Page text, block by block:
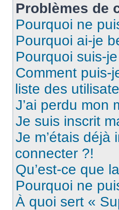
Problèmes de
Pourquoi ne
Pourquoi ai-je
Pourquoi suis-
Comment puis-
liste des
J’ai perdu mon
Je suis inscrit
Je m’étais
connecter ?!
Qu’est-ce que
Pourquoi ne
À quoi sert «